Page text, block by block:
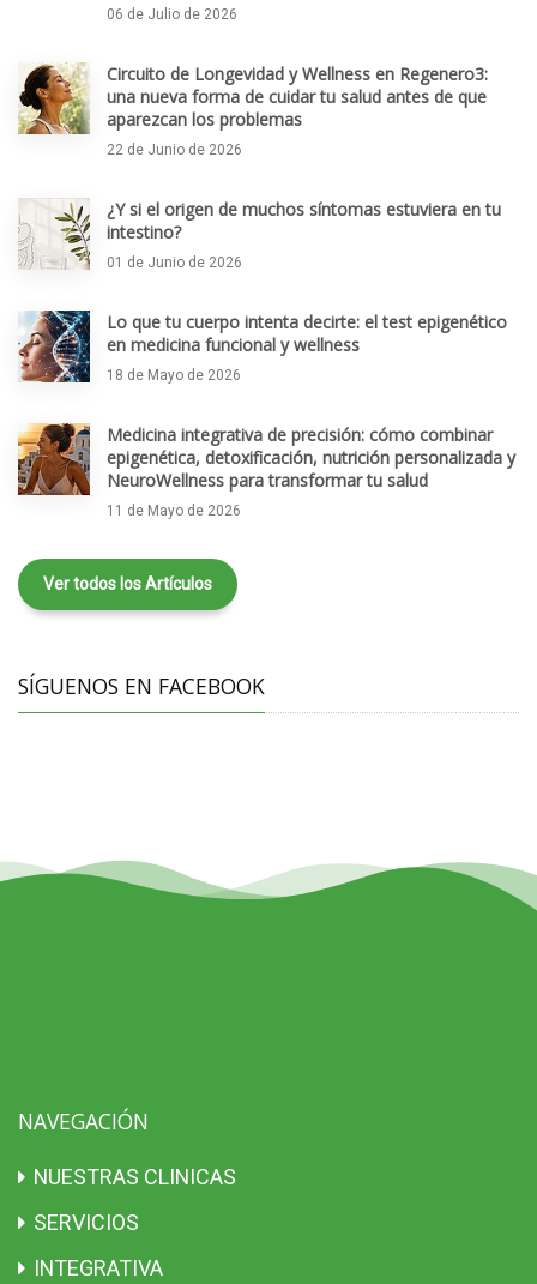
06 de Julio de 2026
Circuito de Longevidad y Wellness en Regenero3:
una nueva forma de cuidar tu salud antes de que
aparezcan los problemas
22 de Junio de 2026
¿Y si el origen de muchos síntomas estuviera en tu
intestino?
01 de Junio de 2026
Lo que tu cuerpo intenta decirte: el test epigenético
en medicina funcional y wellness
18 de Mayo de 2026
Medicina integrativa de precisión: cómo combinar
epigenética, detoxificación, nutrición personalizada y
NeuroWellness para transformar tu salud
11 de Mayo de 2026
Ver todos los Artículos
SÍGUENOS EN FACEBOOK
NAVEGACIÓN
NUESTRAS CLINICAS
SERVICIOS
INTEGRATIVA